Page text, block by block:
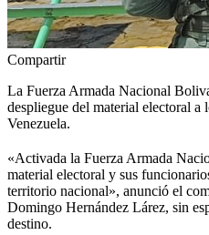
Compartir
La Fuerza Armada Nacional
despliegue del material electoral a
Venezuela.
«Activada la Fuerza Armada
material electoral y sus
territorio nacional», anunció el
Domingo Hernández Lárez, sin
destino.